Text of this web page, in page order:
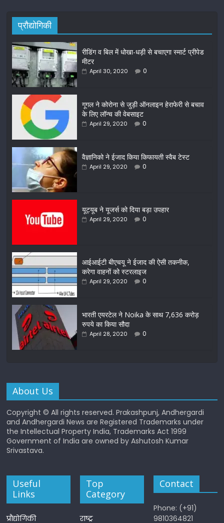
प्रौद्योगिकी
रीडिंग व बिल में धोखा-धड़ी से बचाएगा स्मार्ट प्रीपेड
मीटर
April 30, 2020 0
गूगल ने कोरोना से जुड़ी ऑनलाइन हेराफेरी से बचाव
के लिए लॉन्च की वेबसाइट
April 29, 2020 0
वैज्ञानिको ने ईजाद किया किफायती स्वैब टेस्ट
April 29, 2020 0
यूट्यूब ने यूजर्स को दिया बड़ा उपहार
April 29, 2020 0
आईआईटी बीएचयू ने ईजाद की ऐसी तकनीक,
करेगा वाहनों को स्टरलाइज
April 29, 2020 0
भारती एयरटेल ने Noika के साथ 7,636 करोड़
रुपये का किया सौदा
April 28, 2020 0
About Us
Copyright © All rights reserved. Prakashpunj, Andhergardi
and Andhergardi News are Registered Trademarks under
the Intellectual Property India, Trademarks Act 1999
Government of India are owned by Ashutosh Kumar
Srivastava.
Useful
Links
प्रौद्योगिकी
Top
Category
राष्ट्र
Contact
Phone: (+91)
9810364821